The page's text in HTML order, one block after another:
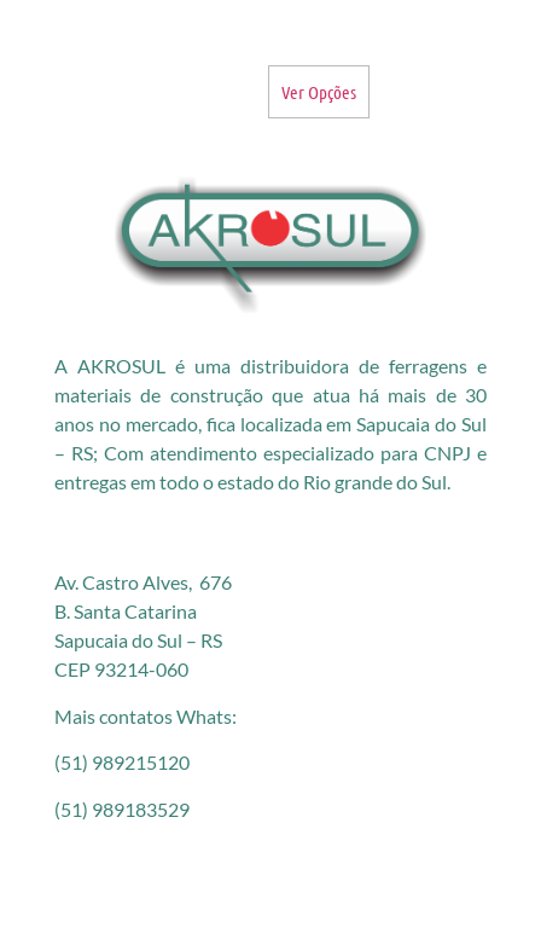
Ver Opções
A AKROSUL é uma distribuidora de ferragens e
materiais de construção que atua há mais de 30
anos no mercado, fica localizada em Sapucaia do Sul
– RS; Com atendimento especializado para CNPJ e
entregas em todo o estado do Rio grande do Sul.
Av. Castro Alves, 676
B. Santa Catarina
Sapucaia do Sul – RS
CEP 93214-060
Mais contatos Whats:
(51) 989215120
(51) 989183529